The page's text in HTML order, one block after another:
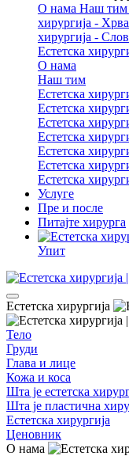
О нама Наш тим
хирургија -
хирургија -
Естетска
О нама
Наш тим
Естетска
Естетска
Естетска
Естетска
Естетска
Естетска
Естетска
Услуге
Пре и после
Питајте хирурга
Упит
Естетска хирургија
Тело
Груди
Глава и лице
Кожа и коса
Шта је естетска
Шта је пластична
Естетска хирургија
Ценовник
О нама